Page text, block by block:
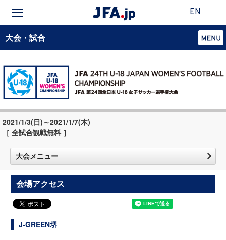
EN
大会・試合
2021/1/3(日)～2021/1/7(木)
［ 全試合観戦無料 ］
大会メニュー
会場アクセス
J-GREEN堺